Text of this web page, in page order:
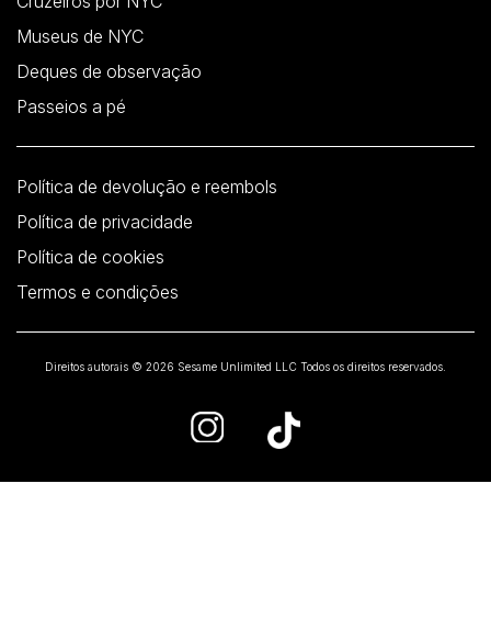
Museus de NYC
Deques de observação
Passeios a pé
Política de devolução e reembols
Política de privacidade
Política de cookies
Termos e condições
Direitos autorais © 2026 Sesame Unlimited LLC Todos os direitos reservados.